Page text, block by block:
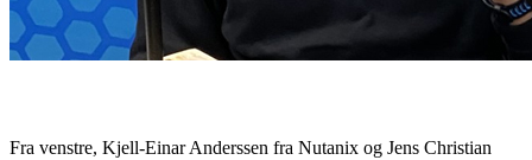
Fra venstre, Kjell-Einar Anderssen fra Nutanix og Jens Christian